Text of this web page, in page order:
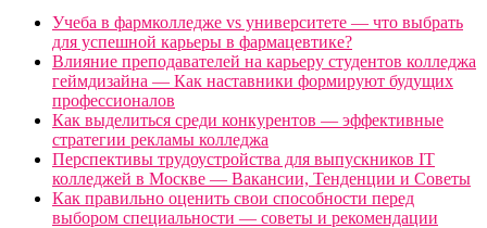
Учеба в фармколледже vs университете — что выбрать
для успешной карьеры в фармацевтике?
Влияние преподавателей на карьеру студентов колледжа
геймдизайна — Как наставники формируют будущих
профессионалов
Как выделиться среди конкурентов — эффективные
стратегии рекламы колледжа
Перспективы трудоустройства для выпускников IT
колледжей в Москве — Вакансии, Тенденции и Советы
Как правильно оценить свои способности перед
выбором специальности — советы и рекомендации